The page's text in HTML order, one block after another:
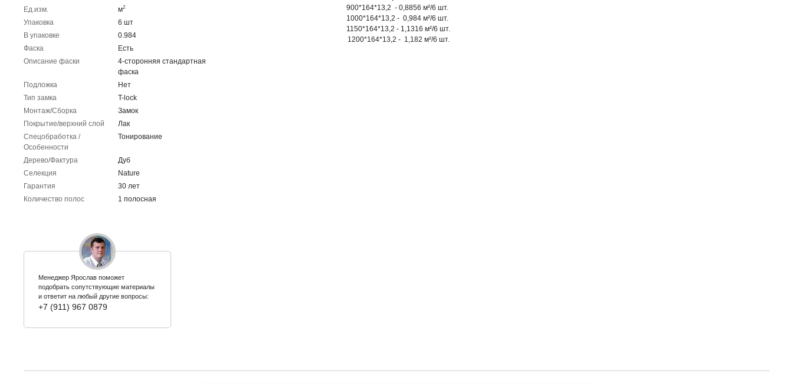
Ед.изм.
м2
Упаковка
6 шт
В упаковке
0.984
Фаска
Есть
Описание фаски
4-сторонняя стандартная
фаска
Подложка
Нет
Тип замка
T-lock
Монтаж/Сборка
Замок
Покрытие/верхний слой
Лак
Спецобработка /
Особенности
Тонирование
Дерево/Фактура
Дуб
Селекция
Nature
Гарантия
30 лет
Количество полос
1 полосная
900*164*13,2 - 0,8856 м²/6 шт.
1000*164*13,2 - 0,984 м²/6 шт.
1150*164*13,2 - 1,1316 м²/6 шт.
1200*164*13,2 - 1,182 м²/6 шт.
Менеджер Ярослав поможет
подобрать сопутствующие материалы
и ответит на любый другие вопросы:
+7 (911) 967 0879